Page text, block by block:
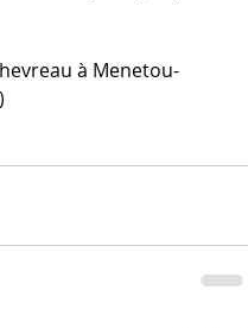
à Menetou-